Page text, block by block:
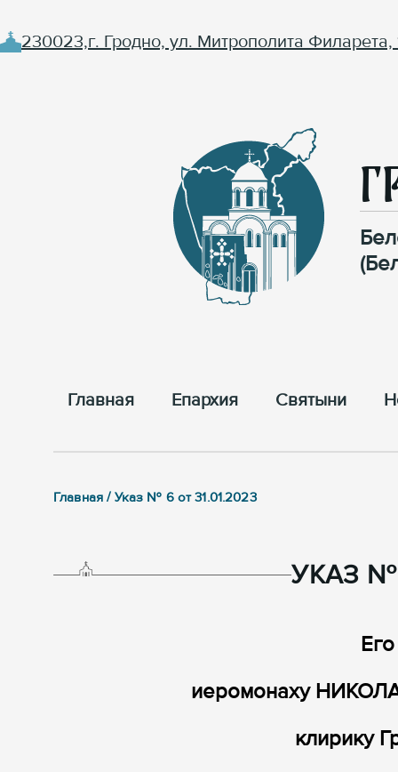
230023,г. Гродно, ул. Митрополита Филарета,
Главная Епархия Cвятыни
Главная / Указ № 6 от 31.01.2023
УКАЗ №
иеромонаху
клирику